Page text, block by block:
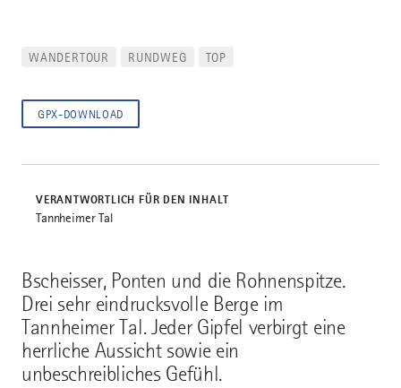
Bscheisser, Ponten und die Rohnenspitze.
Drei sehr eindrucksvolle Berge im
Tannheimer Tal. Jeder Gipfel verbirgt eine
herrliche Aussicht sowie ein
unbeschreibliches Gefühl.
WANDERTOUR RUNDWEG TOP
GPX-DOWNLOAD
VERANTWORTLICH FÜR DEN INHALT
Tannheimer Tal